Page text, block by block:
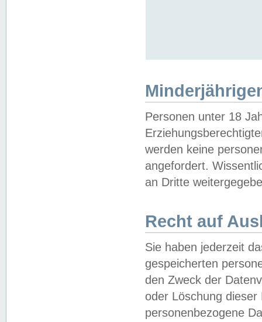
Personen unter 18
werden keine
angefordert.
an Dritte
Recht auf
Sie haben jederzeit
gespeicherten
den Zweck der
oder Löschung
personenbezogene